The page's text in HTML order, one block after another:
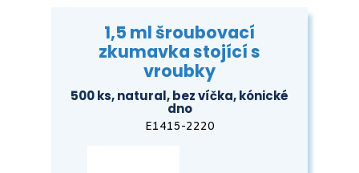
1,5 ml šroubovací
zkumavka stojící s
vroubky
500 ks, natural, bez víčka, kónické
dno
E1415-2220